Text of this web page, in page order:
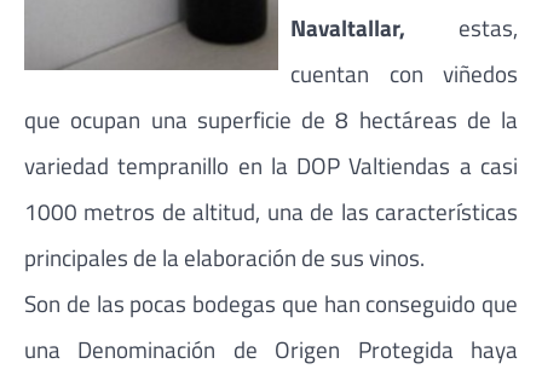
Navaltallar, estas,
cuentan con viñedos
que ocupan una superficie de 8 hectáreas de la
variedad tempranillo en la DOP Valtiendas a casi
1000 metros de altitud, una de las características
principales de la elaboración de sus vinos.
Son de las pocas bodegas que han conseguido que
una Denominación de Origen Protegida haya